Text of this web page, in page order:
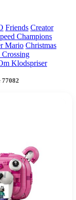
Friends Creator
Champions
Mario Christmas
Klodspriser
77082